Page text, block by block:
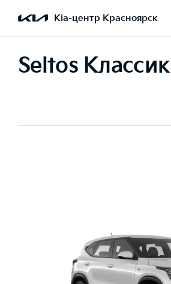
Kia-центр Красноярск
Seltos Классик